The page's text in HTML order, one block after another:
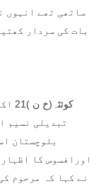
ساتھی تھے انہوں
بات کی سردار
تبدیلی نسیم
بلوچستان
اورافسوس کا
نے کہا کہ مرحوم